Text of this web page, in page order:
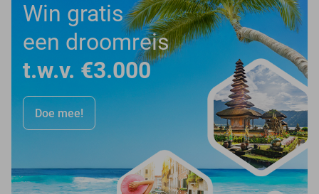
Win gratis
een droomreis
t.w.v. €3.000
Doe mee!